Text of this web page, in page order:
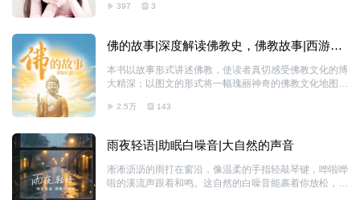
案，要向内去找寻——你，才是安全感真正的标尺。
397 3
佛的故事|深度解读佛教史，佛教故事|西游记
本书以故事形式讲述佛教，使读者真切感受佛教文化的博
大精深；以图文的形式将一幅瑰丽神奇的佛教文化地图立
明，全方位接触真实历史。语言和色彩一起流淌，思想和
更为广阔的文化视野、审美感受、想象空间和愉快体验。
2.5万 143
雨夜轻语|助眠白噪音|大自然的声音
淅淅沥沥的雨打在窗沿，像温柔的手指轻敲琴键，哗啦哗
啦的溪流声跟着和鸣。这自然的白噪音能裹着你放松，让